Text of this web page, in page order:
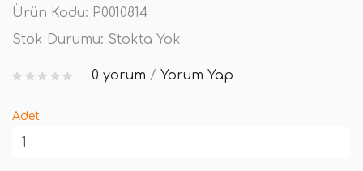
Ürün Kodu: P0010814
Stok Durumu: Stokta Yok
0 yorum / Yorum Yap
Adet